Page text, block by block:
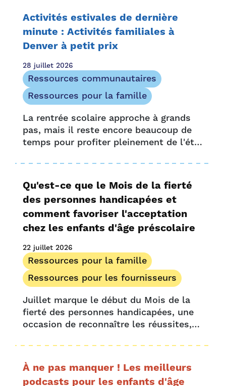
Haynes-Gary Childcare Task...
Activités estivales de dernière
minute : Activités familiales à
Denver à petit prix
28 juillet 2026
Ressources communautaires
Ressources pour la famille
La rentrée scolaire approche à grands
pas, mais il reste encore beaucoup de
temps pour profiter pleinement de l'été
à Denver. Le mois d'août regorge
d'opportunités pour les familles de
Denver….
Qu'est-ce que le Mois de la fierté
des personnes handicapées et
comment favoriser l'acceptation
chez les enfants d'âge préscolaire
22 juillet 2026
Ressources pour la famille
Ressources pour les fournisseurs
Juillet marque le début du Mois de la
fierté des personnes handicapées, une
occasion de reconnaître les réussites,
uniques auxquels les personnes
handicapées sont confrontées. C'est
aussi l'occasion de célébrer et
À ne pas manquer ! Les meilleurs
podcasts pour les enfants d'âge